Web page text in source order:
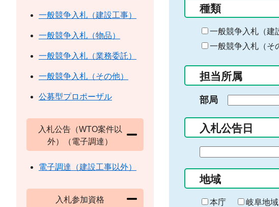
る
キ
ー
ー
入
力
種類
一般競争入札（建
一般競争入札（そ
担当所属
部局
入札公告日
の
始
ま
地域
本庁 岐阜地域
一般競争入札（建設工事）
一般競争入札（物品）
一般競争入札（業務委託）
一般競争入札（その他）
公募型プロポーザル
入札公告（WTO案件以
外）（電子調達）
電子調達（建設工事以外）
入札参加資格